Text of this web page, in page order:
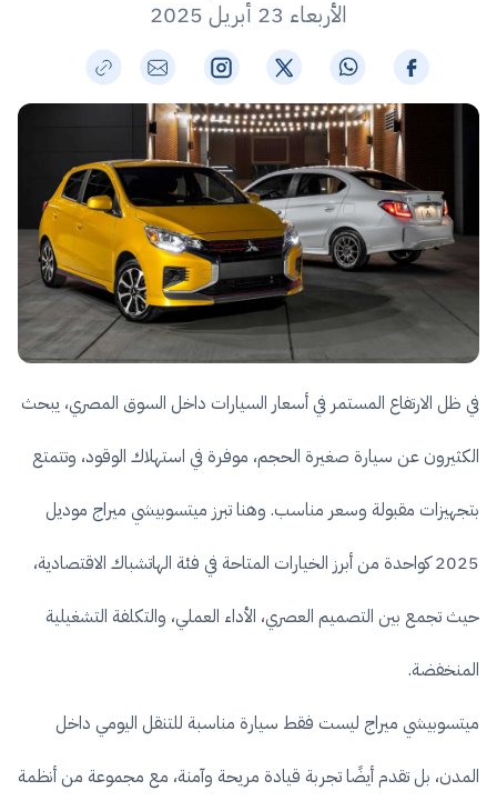
الأربعاء 23 أبريل 2025
في ظل الارتفاع المستمر في أسعار السيارات داخل السوق المصري، يبحث
الكثيرون عن سيارة صغيرة الحجم، موفرة في استهلاك الوقود، وتتمتع
بتجهيزات مقبولة وسعر مناسب. وهنا تبرز ميتسوبيشي ميراج موديل
2025 كواحدة من أبرز الخيارات المتاحة في فئة الهاتشباك الاقتصادية،
حيث تجمع بين التصميم العصري، الأداء العملي، والتكلفة التشغيلية
المنخفضة.
ميتسوبيشي ميراج ليست فقط سيارة مناسبة للتنقل اليومي داخل
المدن، بل تقدم أيضًا تجربة قيادة مريحة وآمنة، مع مجموعة من أنظمة